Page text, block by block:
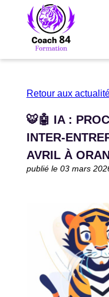
Retour aux
🐯🤖 IA :
INTER-
AVRIL À
publié le 03 mars